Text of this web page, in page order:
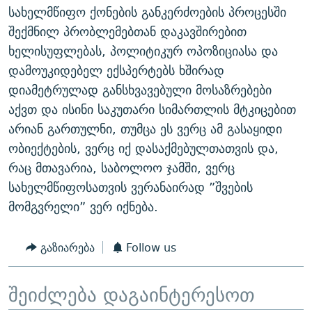
სახელმწიფო ქონების განკერძოების პროცესში
შექმნილ პრობლემებთან დაკავშირებით
ხელისუფლებას, პოლიტიკურ ოპოზიციასა და
დამოუკიდებელ ექსპერტებს ხშირად
დიამეტრულად განსხვავებული მოსაზრებები
აქვთ და ისინი საკუთარი სიმართლის მტკიცებით
არიან გართულნი, თუმცა ეს ვერც ამ გასაყიდი
ობიექტების, ვერც იქ დასაქმებულთათვის და,
რაც მთავარია, საბოლოო ჯამში, ვერც
სახელმწიფოსათვის ვერანაირად ”შვების
მომგვრელი” ვერ იქნება.
გაზიარება Follow us
შეიძლება დაგაინტერესოთ